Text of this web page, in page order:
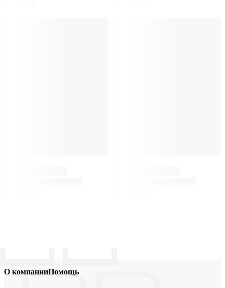
О компанииПомощь